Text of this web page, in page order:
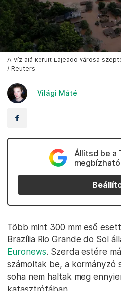
A víz alá került Lajeado városa
/ Reuters
Világi Máté
Állítsd be a
Több mint 300 mm eső
Brazília Rio Grande do Sol
Euronews. Szerda estére
számoltak be, a kormányzó
soha nem haltak meg
katasztrófában.